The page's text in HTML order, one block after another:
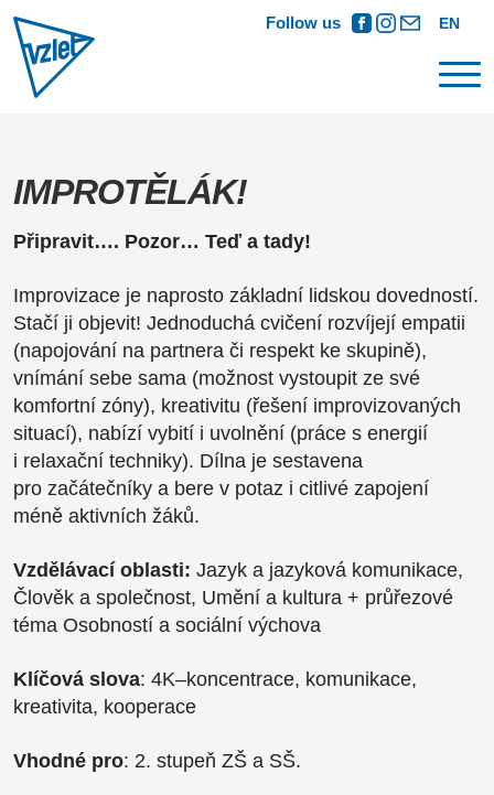
Follow us EN
IMPROTĚLÁK!
Připravit…. Pozor… Teď a tady!
Improvizace je naprosto základní lidskou dovedností.
Stačí ji objevit! Jednoduchá cvičení rozvíjejí empatii
(napojování na partnera či respekt ke skupině),
vnímání sebe sama (možnost vystoupit ze své
komfortní zóny), kreativitu (řešení improvizovaných
situací), nabízí vybití i uvolnění (práce s energií
i relaxační techniky). Dílna je sestavena
pro začátečníky a bere v potaz i citlivé zapojení
méně aktivních žáků.
Vzdělávací oblasti: Jazyk a jazyková komunikace,
Člověk a společnost, Umění a kultura + průřezové
téma Osobností a sociální výchova
Klíčová slova: 4K–koncentrace, komunikace,
kreativita, kooperace
Vhodné pro: 2. stupeň ZŠ a SŠ.